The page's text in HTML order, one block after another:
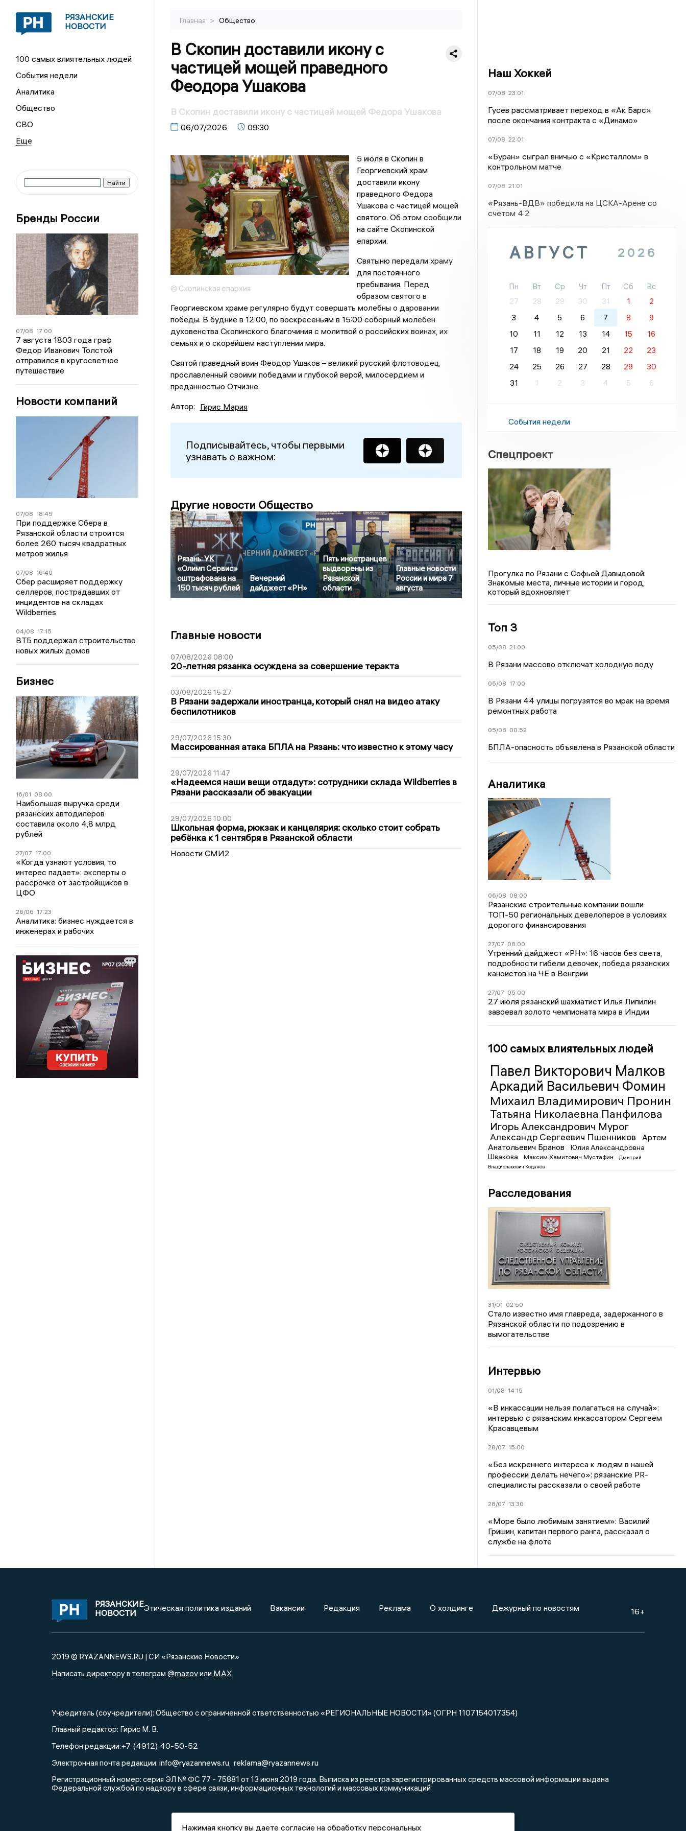
РЯЗАНСКИЕ
НОВОСТИ
100 самых влиятельных людей
События недели
Аналитика
Общество
СВО
Бренды России
07/08 17:00
7 августа 1803 года граф
Федор Иванович Толстой
отправился в кругосветное
путешествие
Новости компаний
07/08 18:45
При поддержке Сбера в
Рязанской области строится
более 260 тысяч квадратных
метров жилья
07/08 16:40
Сбер расширяет поддержку
селлеров, пострадавших от
инцидентов на складах
Wildberries
04/08 17:15
ВТБ поддержал строительство
новых жилых домов
Бизнес
16/01 08:00
Наибольшая выручка среди
рязанских автодилеров
составила около 4,8 млрд
рублей
27/07 17:00
«Когда узнают условия, то
интерес падает»: эксперты о
рассрочке от застройщиков в
ЦФО
26/06 17:23
Аналитика: бизнес нуждается в
инженерах и рабочих
Главная > Общество
В Скопин доставили икону с
частицей мощей праведного
Феодора Ушакова
В Скопин доставили икону с частицей мощей Федора Ушакова
06/07/2026 09:30
© Скопинская епархия
5 июля в Скопин в
Георгиевский храм
доставили икону
праведного Федора
Ушакова с частицей мощей
святого. Об этом сообщили
на сайте Скопинской
епархии.
Святыню передали храму
для постоянного
пребывания. Перед
образом святого в
Георгиевском храме регулярно будут совершать молебны о даровании
победы. В будние в 12:00, по воскресеньям в 15:00 соборный молебен
духовенства Скопинского благочиния с молитвой о российских воинах, их
семьях и о скорейшем наступлении мира.
Святой праведный воин Феодор Ушаков – великий русский флотоводец,
прославленный своими победами и глубокой верой, милосердием и
преданностью Отчизне.
Автор: Гирис Мария
Подписывайтесь, чтобы первыми
узнавать о важном:
Другие новости Общество
Рязань: УК
«Олимп Сервис»
оштрафована на
150 тысяч рублей
Вечерний
дайджест «РН»
Пять иностранцев
выдворены из
Рязанской
области
Главные новости
России и мира 7
августа
Главные новости
07/08/2026 08:00
20-летняя рязанка осуждена за совершение теракта
03/08/2026 15:27
В Рязани задержали иностранца, который снял на видео атаку
беспилотников
29/07/2026 15:30
Массированная атака БПЛА на Рязань: что известно к этому часу
29/07/2026 11:47
«Надеемся наши вещи отдадут»: сотрудники склада Wildberries в
Рязани рассказали об эвакуации
29/07/2026 10:00
Школьная форма, рюкзак и канцелярия: сколько стоит собрать
ребёнка к 1 сентября в Рязанской области
Новости СМИ2
Наш Хоккей
07/08 23:01
Гусев рассматривает переход в «Ак Барс»
после окончания контракта с «Динамо»
07/08 22:01
«Буран» сыграл вничью с «Кристаллом» в
контрольном матче
07/08 21:01
«Рязань-ВДВ» победила на ЦСКА-Арене со
счётом 4:2
АВГУСТ 2026
Пн Вт Ср Чт Пт Сб
Вс
27
28 29 30 31 1
2
3
4 5 6 7 8
9
10
11 12 13 14 15
16
17
18 19 20 21 22
23
24
25 26 27 28 29
30
31
1 2 3 4 5 6
События недели
Спецпроект
Прогулка по Рязани с Софьей Давыдовой:
Знакомые места, личные истории и город,
который вдохновляет
Топ 3
05/08 21:00
В Рязани массово отключат холодную воду
05/08 17:00
В Рязани 44 улицы погрузятся во мрак на время
ремонтных работа
05/08 00:52
БПЛА-опасность объявлена в Рязанской области
Аналитика
06/08 08:00
Рязанские строительные компании вошли
ТОП-50 региональных девелоперов в условиях
дорогого финансирования
27/07 08:00
Утренний дайджест «РН»: 16 часов без света,
подробности гибели девочек, победа рязанских
каноистов на ЧЕ в Венгрии
27/07 05:00
27 июля рязанский шахматист Илья Липилин
завоевал золото чемпионата мира в Индии
100 самых влиятельных людей
Павел Викторович Малков
Аркадий Васильевич Фомин
Михаил Владимирович Пронин
Татьяна Николаевна Панфилова
Игорь Александрович Мурог
Александр Сергеевич Пшенников
Артем
Анатольевич Бранов
Юлия Александровна
Швакова
Максим Хамитович Мустафин
Дмитрий
Владиславович Коданёв
Расследования
31/01 02:50
Стало известно имя главреда, задержанного в
Рязанской области по подозрению в
вымогательстве
Интервью
01/08 14:15
«В инкассации нельзя полагаться на случай»:
интервью с рязанским инкассатором Сергеем
Красавцевым
28/07 15:00
«Без искреннего интереса к людям в нашей
профессии делать нечего»: рязанские PR-
специалисты рассказали о своей работе
28/07 13:30
«Море было любимым занятием»: Василий
Гришин, капитан первого ранга, рассказал о
службе на флоте
РЯЗАНСКИЕ
НОВОСТИ
Этическая политика изданий Вакансии Редакция Реклама О холдинге Дежурный по новостям 16+
2019 © RYAZANNEWS.RU | СИ «Рязанские Новости»
Написать директору в телеграм @mazovили MAX
Учредитель (соучредители): Общество с ограниченной ответственностью «РЕГИОНАЛЬНЫЕ НОВОСТИ» (ОГРН 1107154017354)
Главный редактор: Гирис М. В.
Телефон редакции:+7 (4912) 40-50-52
Электронная почта редакции: info@ryazannews.ru reklama@ryazannews.ru
Регистрационный номер: серия ЭЛ № ФС 77 - 75881 от 13 июня 2019 года. Выписка из реестра зарегистрированных средств массовой информации выдана
Федеральной службой по надзору в сфере связи, информационных технологий и массовых коммуникаций
Нажимая кнопку вы даете согласие на обработку персональных